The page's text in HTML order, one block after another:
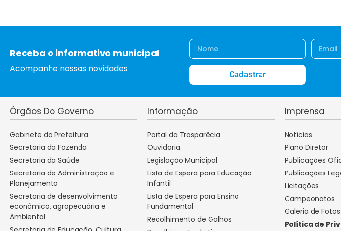
Receba o informativo municipal
Acompanhe nossas novidades
Cadastrar
Órgãos Do Governo
Gabinete da Prefeitura
Secretaria da Fazenda
Secretaria da Saúde
Secretaria de Administração e
Planejamento
Secretaria de desenvolvimento
econômico, agropecuária e
Ambiental
Informação
Portal da Trasparêcia
Ouvidoria
Legislação Municipal
Lista de Espera para Educação
Infantil
Lista de Espera para Ensino
Fundamental
Recolhimento de Galhos
Imprensa
Notícias
Plano Diretor
Publicações
Publicações
Licitações
Campeonatos
Galeria de Fotos
Política de